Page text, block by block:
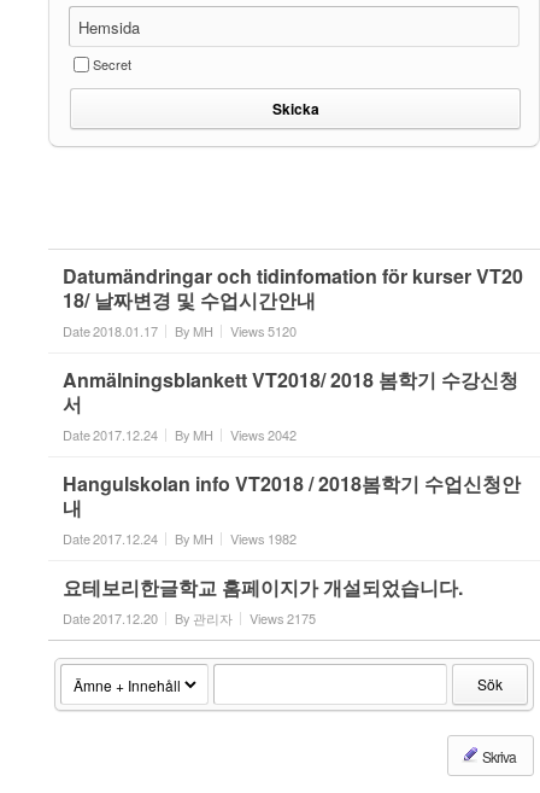
Hemsida
Secret
Datumändringar och tidinfomation för kurser VT20
18/ 날짜변경 및 수업시간안내
Date2018.01.17 By MH Views5120
Anmälningsblankett VT2018/ 2018 봄학기 수강신청
서
Date2017.12.24 By MH Views2042
Hangulskolan info VT2018 / 2018봄학기 수업신청안
내
Date2017.12.24 By MH Views 1982
요테보리한글학교 홈페이지가 개설되었습니다.
Date2017.12.20 By 관리자 Views2175
Sök
Skriva